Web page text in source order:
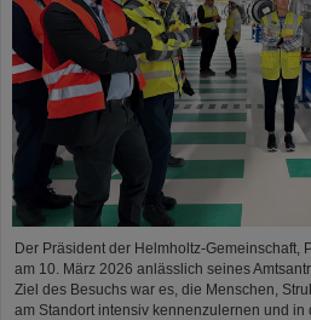
Der Präsident der Helmholtz-Gemeinschaft,
am 10. März 2026 anlässlich seines
Ziel des Besuchs war es, die Menschen,
am Standort intensiv kennenzulernen und in